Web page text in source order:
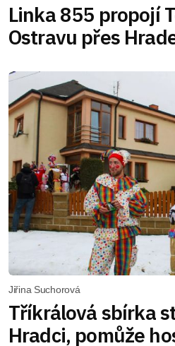
Linka 855 propojí
Ostravu přes
Jiřina Suchorová
Tříkrálová sbírka
Hradci, pomůže